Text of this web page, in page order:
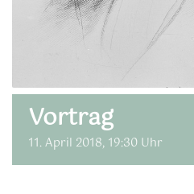
Vortrag
11. April 2018, 19:30 Uhr